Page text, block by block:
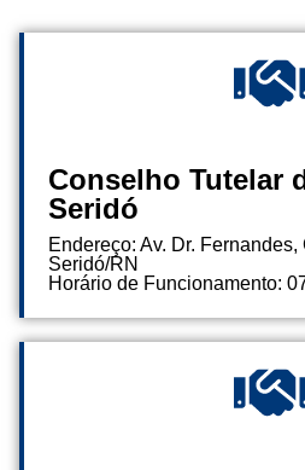
Conselho Tutelar
Seridó
Endereço: Av. Dr.
Seridó/RN
Horário de Funcionamento: